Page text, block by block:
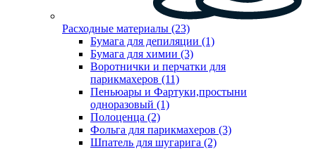
Расходные материалы (23)
Бумага для депиляции (1)
Бумага для химии (3)
Воротнички и перчатки для
парикмахеров (11)
Пеньюары и Фартуки,простыни
одноразовый (1)
Полоценца (2)
Фольга для парикмахеров (3)
Шпатель для шугарига (2)